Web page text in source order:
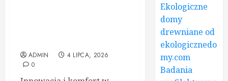
ADMIN
4 LIPCA, 2026
0
Ekologiczne
domy
drewniane od
ekologicznedo
my.com
Badania